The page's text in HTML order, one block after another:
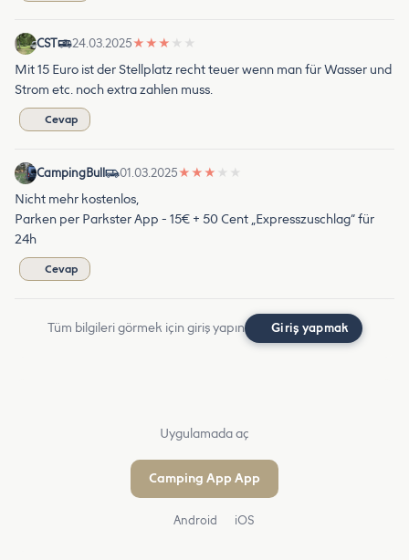
CST 24.03.2025★ ★ ★ ★ ★
Mit 15 Euro ist der Stellplatz recht teuer wenn man für Wasser und
Strom etc. noch extra zahlen muss.
Cevap
CampingBull 01.03.2025★ ★ ★ ★ ★
Nicht mehr kostenlos,
Parken per Parkster App - 15€ + 50 Cent „Expresszuschlag“ für
24h
Cevap
Tüm bilgileri görmek için giriş yapın Giriş yapmak
Uygulamada aç
Camping App App
Android iOS